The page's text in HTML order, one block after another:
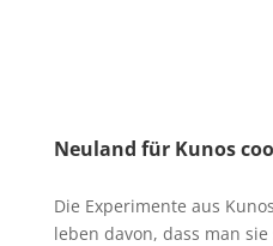
Neuland für Kunos
Die Experimente aus
leben davon, dass man